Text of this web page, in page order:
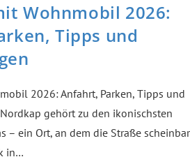
Wohnmobil 2026:
Tipps und
2026: Anfahrt, Parken, Tipps und
gehört zu den ikonischsten
– ein Ort, an dem die Straße scheinbar
in…